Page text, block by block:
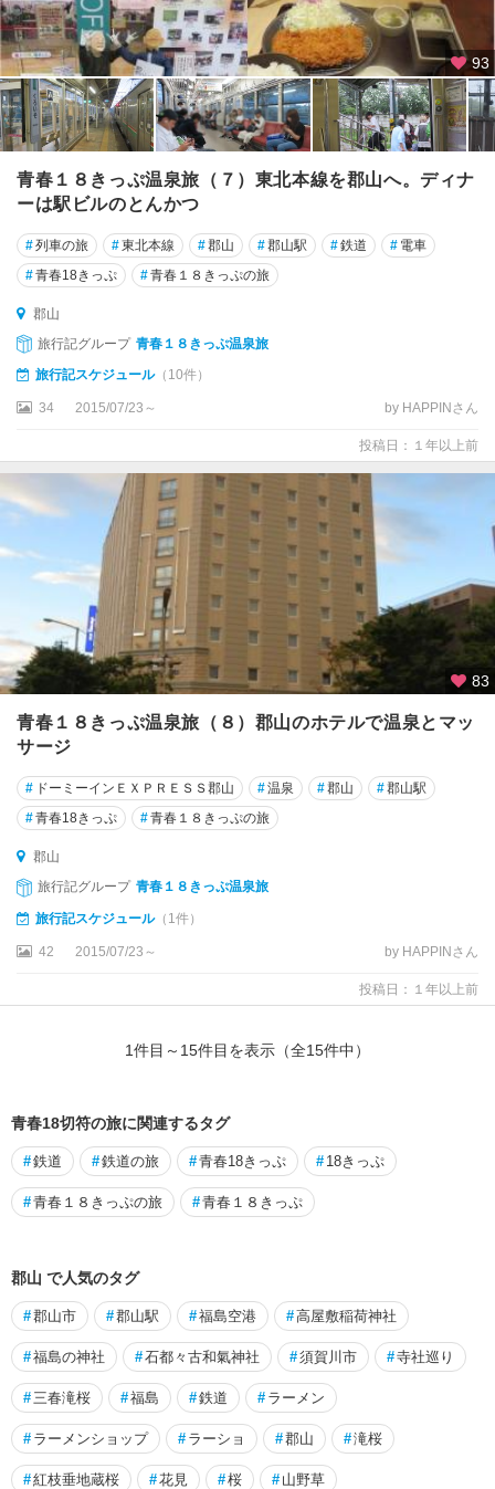
93
青春１８きっぷ温泉旅（７）東北本線を郡山へ。ディナ
ーは駅ビルのとんかつ
#列車の旅 #東北本線 #郡山 #郡山駅 #鉄道 # 電車
#青春18きっぷ #青春１８きっぷの旅
郡山
旅行記グループ 青春１８きっぷ温泉旅
旅行記スケジュール（10件）
34 2015/07/23～ by HAPPINさん
投稿日：１年以上前
83
青春１８きっぷ温泉旅（８）郡山のホテルで温泉とマッ
サージ
# ドーミーインＥＸＰＲＥＳＳ郡山 #温泉 #郡山 #郡山駅
#青春18きっぷ #青春１８きっぷの旅
郡山
旅行記グループ 青春１８きっぷ温泉旅
旅行記スケジュール（1件）
42 2015/07/23～ by HAPPINさん
投稿日：１年以上前
1件目～ 15件目を表示（全15件中）
青春18切符の旅に関連するタグ
#鉄道 #鉄道の旅 #青春18きっぷ # 18きっぷ
#青春１８きっぷの旅 #青春１８きっぷ
郡山 で人気のタグ
#郡山市 #郡山駅 #福島空港 #高屋敷稲荷神社
#福島の神社 #石都々古和氣神社 #須賀川市 #寺社巡り
# 三春滝桜 #福島 #鉄道 # ラーメン
# ラーメンショップ # ラーショ #郡山 #滝桜
#紅枝垂地蔵桜 #花見 #桜 # 山野草